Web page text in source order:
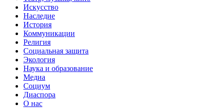
Искусство
Наследие
История
Коммуникации
Религия
Социальная защита
Экология
Наука и образование
Медиа
Социум
Диаспора
О нас